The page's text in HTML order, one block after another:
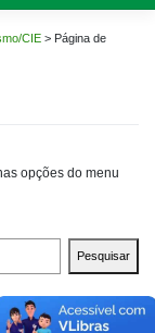
CIE > Página de
opções do menu
Pesquisar